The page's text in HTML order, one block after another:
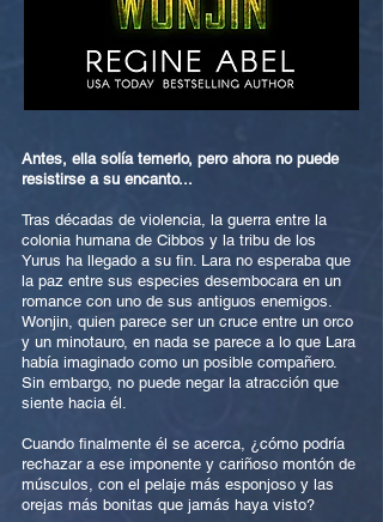
Antes, ella solía temerlo, pero ahora no puede
resistirse a su encanto...
Tras décadas de violencia, la guerra entre la
colonia humana de Cibbos y la tribu de los
Yurus ha llegado a su fin. Lara no esperaba que
la paz entre sus especies desembocara en un
romance con uno de sus antiguos enemigos.
Wonjin, quien parece ser un cruce entre un orco
y un minotauro, en nada se parece a lo que Lara
había imaginado como un posible compañero.
Sin embargo, no puede negar la atracción que
siente hacia él.
Cuando finalmente él se acerca, ¿cómo podría
rechazar a ese imponente y cariñoso montón de
músculos, con el pelaje más esponjoso y las
orejas más bonitas que jamás haya visto?